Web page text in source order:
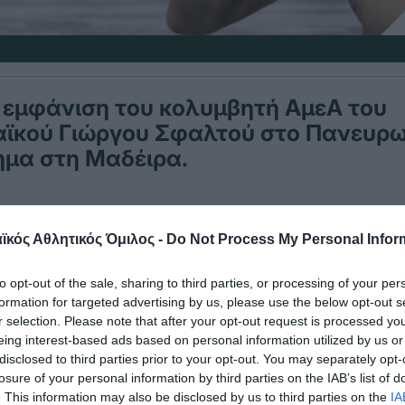
Αθλητικός Όμιλος - Do Not Process My Personal
opt-out of the sale, sharing to third parties, or processing of your
for targeted advertising by us, please use the below opt-out
selection. Please note that after your opt-out request is processed
interest-based ads based on personal information utilized by us
to third parties prior to your opt-out. You may separately
of your personal information by third parties on the IAB’s list of
This information may also be disclosed by us to third parties on the
του κολυμβητή ΑμεΑ του
Γιώργου Σφαλτού στο
στη Μαδέιρα.
την 8η θέση στον τελικό με χρόνο 1:49.56,
κάνει το πρωί στα προκριματικά.
πήρε μέρος στα 50μ. ελεύθερο S3, αλλά
της 1ης προκριματικής σειράς, σε χρόνο 1:00.26.
της διοργάνωσης, αγωνίζεται ο Κωστάκης,